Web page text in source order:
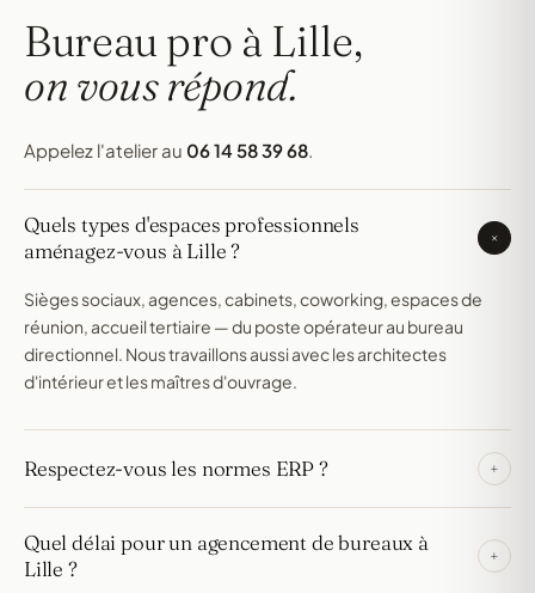
Bureau pro à Lille,
on vous répond.
Appelez l'atelier au 06 14 58 39 68.
Quels types d'espaces professionnels
aménagez-vous à Lille ?
+
Sièges sociaux, agences, cabinets, coworking, espaces de
réunion, accueil tertiaire — du poste opérateur au bureau
directionnel. Nous travaillons aussi avec les architectes
d'intérieur et les maîtres d'ouvrage.
Respectez-vous les normes ERP ? +
signalétique — nous fournissons les PV si demandés et
travaillons avec votre bureau de contrôle.
Quel délai pour un agencement de bureaux à
Lille ?
+